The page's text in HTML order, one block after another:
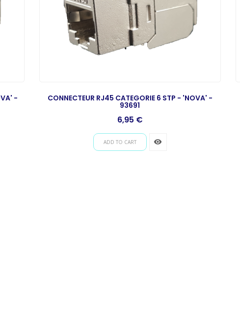
- CONNECTEUR RJ45 CATEGORIE 6 STP - 'NOVA' -
93691
Prix
6,95 €
ADD TO CART remove_red_eye